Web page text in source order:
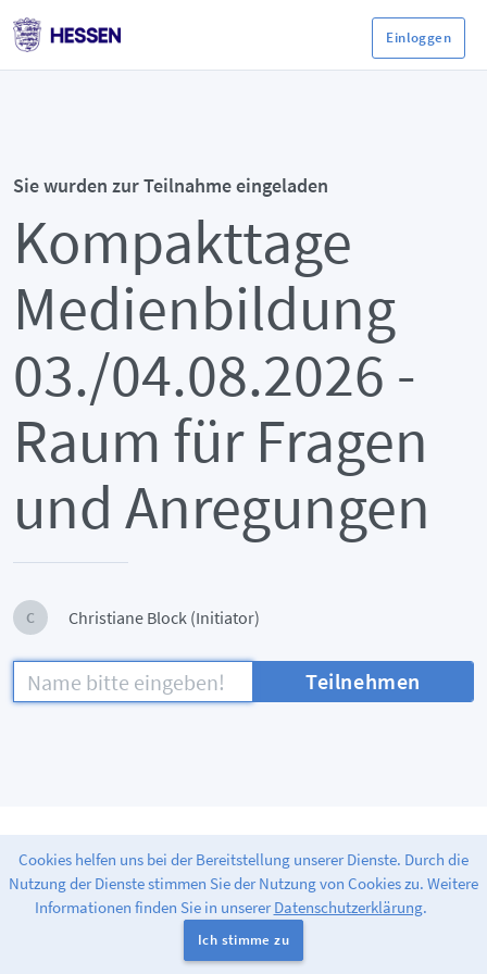
Einloggen
Sie wurden zur Teilnahme eingeladen
Kompakttage
Medienbildung
03./04.08.2026 -
Raum für Fragen
und Anregungen
C Christiane Block (Initiator)
Teilnehmen
Datenschutzerklärung
Cookies helfen uns bei der Bereitstellung unserer Dienste. Durch die
Nutzung der Dienste stimmen Sie der Nutzung von Cookies zu. Weitere
Informationen finden Sie in unserer Datenschutzerklärung.
Ich stimme zu